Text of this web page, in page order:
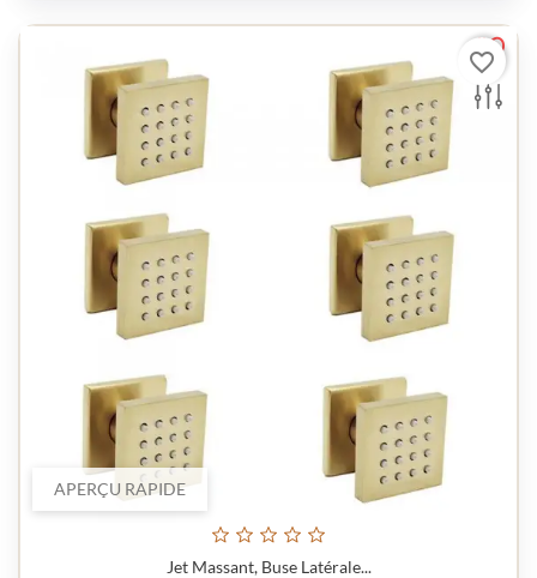
APERÇU RAPIDE
Jet Massant, Buse Latérale...
favorite_border